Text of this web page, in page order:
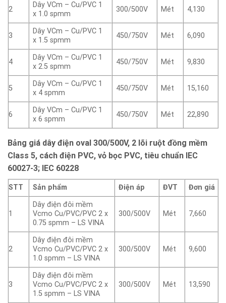
2
Dây VCm – Cu/PVC 1
x 1.0 spmm
300/500V Mét 4,130
3
Dây VCm – Cu/PVC 1
x 1.5 spmm
450/750V Mét 6,090
4
Dây VCm – Cu/PVC 1
x 2.5 spmm
450/750V Mét 9,830
5
Dây VCm – Cu/PVC 1
x 4 spmm
450/750V Mét 15,160
6
Dây VCm – Cu/PVC 1
x 6 spmm
450/750V Mét 22,890
Bảng giá dây điện oval 300/500V, 2 lõi ruột đồng mềm
Class 5, cách điện PVC, vỏ bọc PVC, tiêu chuẩn IEC
60027-3; IEC 60228
STT Sản phẩm Điện áp ĐVT Đơn giá
1
Dây điện đôi mềm
Vcmo Cu/PVC/PVC 2 x
0.75 spmm – LS VINA
300/500V Mét 7,660
2
Dây điện đôi mềm
Vcmo Cu/PVC/PVC 2 x
1.0 spmm – LS VINA
300/500V Mét 9,600
3
Dây điện đôi mềm
Vcmo Cu/PVC/PVC 2 x
1.5 spmm – LS VINA
300/500V Mét 13,590